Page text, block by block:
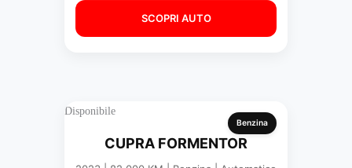
SCOPRI AUTO
Benzina
Disponibile
CUPRA FORMENTOR